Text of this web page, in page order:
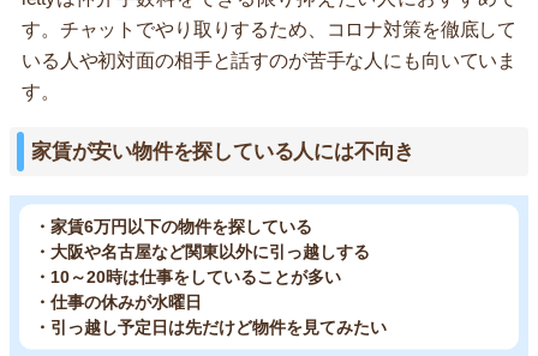
す。チャットでやり取りするため、コロナ対策を徹底して
いる人や初対面の相手と話すのが苦手な人にも向いていま
す。
家賃が安い物件を探している人には不向き
・家賃6万円以下の物件を探している
・大阪や名古屋など関東以外に引っ越しする
・10～20時は仕事をしていることが多い
・仕事の休みが水曜日
・引っ越し予定日は先だけど物件を見てみたい